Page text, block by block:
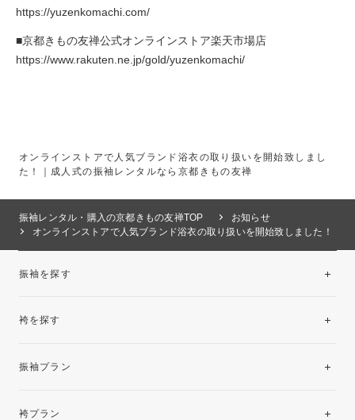
https://yuzenkomachi.com/
■京都きもの友禅公式オンラインストア楽天市場店
https://www.rakuten.ne.jp/gold/yuzenkomachi/
オンラインストアで人気ブランド浴衣の取り扱いを開始致しまし
た！｜成人式の振袖レンタルなら京都きもの友禅
振袖レンタル・購入の京都きもの友禅TOP
お知らせ
オンラインストアで人気ブランド浴衣の取り扱いを開始致しました！
振袖を探す
袴を探す
振袖プラン
レンタルプラン
袴プラン